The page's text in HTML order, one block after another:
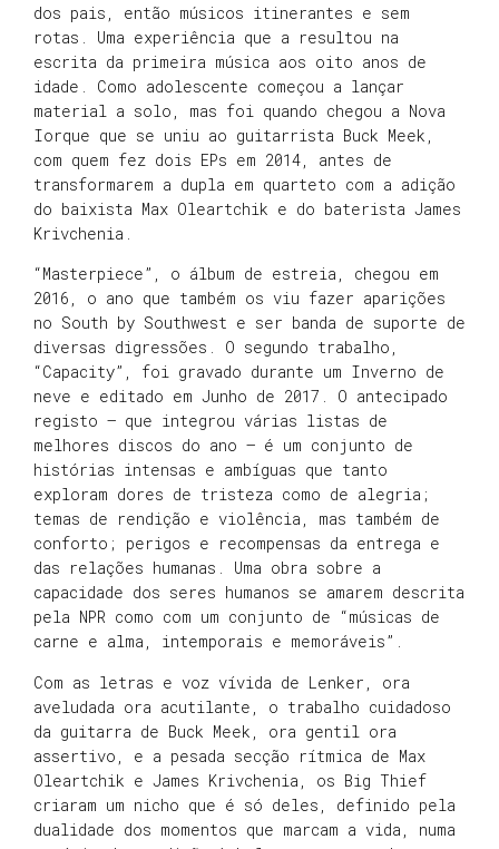
dos pais, então músicos itinerantes e sem
rotas. Uma experiência que a resultou na
escrita da primeira música aos oito anos de
idade. Como adolescente começou a lançar
material a solo, mas foi quando chegou a Nova
Iorque que se uniu ao guitarrista Buck Meek,
com quem fez dois EPs em 2014, antes de
transformarem a dupla em quarteto com a adição
do baixista Max Oleartchik e do baterista James
Krivchenia.
“Masterpiece”, o álbum de estreia, chegou em
2016, o ano que também os viu fazer aparições
no South by Southwest e ser banda de suporte de
diversas digressões. O segundo trabalho,
“Capacity”, foi gravado durante um Inverno de
neve e editado em Junho de 2017. O antecipado
registo – que integrou várias listas de
melhores discos do ano – é um conjunto de
histórias intensas e ambíguas que tanto
exploram dores de tristeza como de alegria;
temas de rendição e violência, mas também de
conforto; perigos e recompensas da entrega e
das relações humanas. Uma obra sobre a
capacidade dos seres humanos se amarem descrita
pela NPR como com um conjunto de “músicas de
carne e alma, intemporais e memoráveis”.
Com as letras e voz vívida de Lenker, ora
aveludada ora acutilante, o trabalho cuidadoso
da guitarra de Buck Meek, ora gentil ora
assertivo, e a pesada secção rítmica de Max
Oleartchik e James Krivchenia, os Big Thief
criaram um nicho que é só deles, definido pela
dualidade dos momentos que marcam a vida, numa